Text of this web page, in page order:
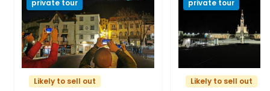
private tour
Likely to sell out
private tour
Likely to sell out